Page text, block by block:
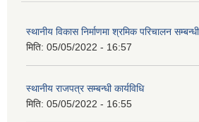
स्थानीय विकास निर्माणमा श्रमिक परिचालन
मिति: 05/05/2022 - 16:57
स्थानीय राजपत्र सम्बन्धी कार्यविधि
मिति: 05/05/2022 - 16:55